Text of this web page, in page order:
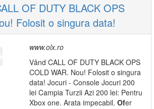
OF DUTY BLACK OPS
Folosit o singura data!
www.olx.ro
Vând CALL OF DUTY BLACK OPS
COLD WAR. Nou! Folosit o singura
data! Jocuri - Console Jocuri 200
lei Campia Turzii Azi 200 lei: Pentru
Xbox one. Arata impecabil. Ofer